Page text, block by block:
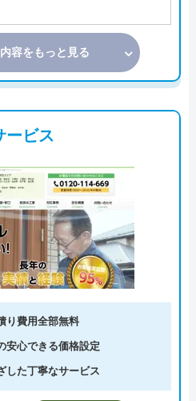
容をもっと見る
ービス
り費用全部無料
安心できる価格設定
した丁寧なサービス